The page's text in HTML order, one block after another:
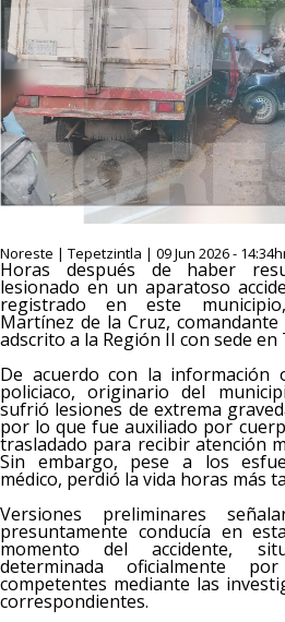
Noreste | Tepetzintla | 09 Jun 2026 -
Horas después de haber
lesionado en un aparatoso
registrado en este
Martínez de la Cruz, comandante
adscrito a la Región II con sede en
De acuerdo con la información
policiaco, originario del
sufrió lesiones de extrema
por lo que fue auxiliado por
trasladado para recibir atención
Sin embargo, pese a los
médico, perdió la vida horas más
Versiones preliminares
presuntamente conducía en
momento del accidente,
determinada oficialmente
competentes mediante las
correspondientes.